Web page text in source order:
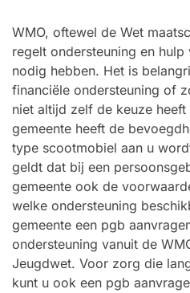
WMO, oftewel de Wet
regelt ondersteuning en
nodig hebben. Het is
financiële ondersteuning of
niet altijd zelf de keuze
gemeente heeft de
type scootmobiel aan u
geldt dat bij een
gemeente ook de
welke ondersteuning
gemeente een pgb
ondersteuning vanuit de
Jeugdwet. Voor zorg die
kunt u ook een pgb